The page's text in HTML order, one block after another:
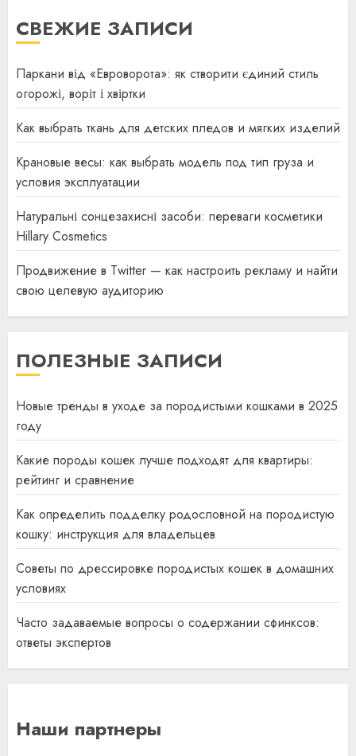
СВЕЖИЕ ЗАПИСИ
Паркани від «Евроворота»: як створити єдиний стиль
огорожі, воріт і хвіртки
Как выбрать ткань для детских пледов и мягких изделий
Крановые весы: как выбрать модель под тип груза и
условия эксплуатации
Натуральні сонцезахисні засоби: переваги косметики
Hillary Cosmetics
Продвижение в Twitter — как настроить рекламу и найти
свою целевую аудиторию
ПОЛЕЗНЫЕ ЗАПИСИ
Новые тренды в уходе за породистыми кошками в 2025
году
Какие породы кошек лучше подходят для квартиры:
рейтинг и сравнение
Как определить подделку родословной на породистую
кошку: инструкция для владельцев
Советы по дрессировке породистых кошек в домашних
условиях
Часто задаваемые вопросы о содержании сфинксов:
ответы экспертов
Наши партнеры